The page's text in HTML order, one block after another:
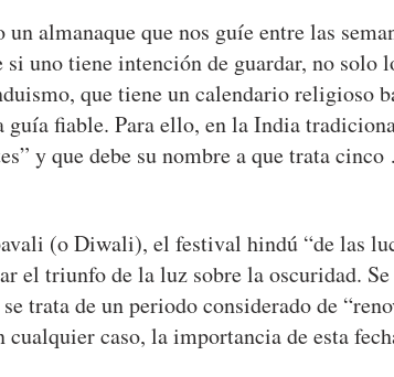
almanaque que nos guíe entre las
uno tiene intención de guardar, no solo
que tiene un calendario religioso
guía fiable. Para ello, en la India
y que debe su nombre a que trata
(o Diwali), el festival hindú “de las
el triunfo de la luz sobre la oscuridad.
trata de un periodo considerado de
caso, la importancia de esta